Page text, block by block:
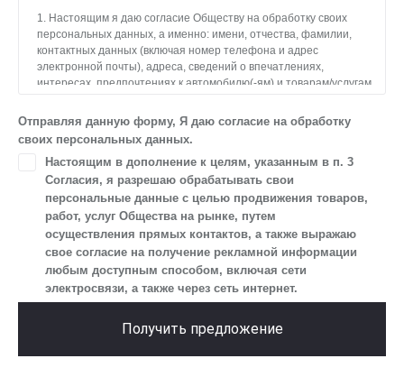
1. Настоящим я даю согласие Обществу на обработку своих
персональных данных, а именно: имени, отчества, фамилии,
контактных данных (включая номер телефона и адрес
электронной почты), адреса, сведений о впечатлениях,
интересах, предпочтениях к автомобилю(-ям) и товарам/услугам,
устройства и модели мобильного телефона посетителя сайта,
уникального идентификатора посетителя сайта,
предпочтительного времени и способа для контакта, истории
контактов.
следующие действия: сбор, запись, систематизация,
накопление, хранение, уточнение (обновление, изменение),
извлечение, использование, передача (предоставление, доступ),
блокирование, удаление, уничтожение персональных данных.
Общество обрабатывает персональные данные
с использованием средств автоматизации.
осуществление взаимодействия Общества с посетителями
Отправляя данную форму, Я даю согласие на обработку
своих персональных данных.
Настоящим в дополнение к целям, указанным в п. 3
Согласия, я разрешаю обрабатывать свои
персональные данные с целью продвижения товаров,
работ, услуг Общества на рынке, путем
осуществления прямых контактов, а также выражаю
свое согласие на получение рекламной информации
любым доступным способом, включая сети
электросвязи, а также через сеть интернет.
Получить предложение